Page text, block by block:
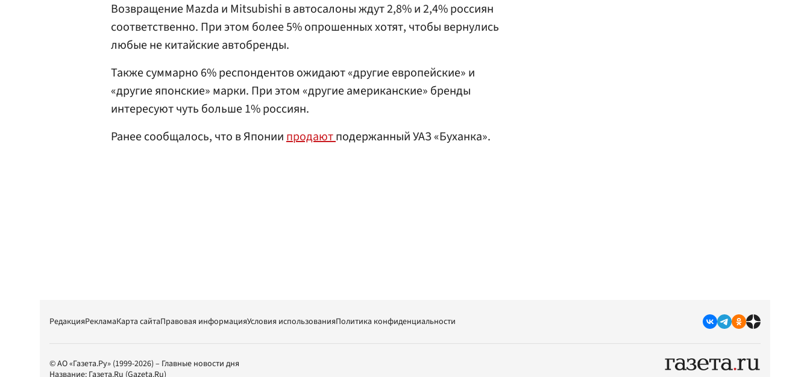
Возвращение Mazda и Mitsubishi в автосалоны ждут 2,8% и 2,4% россиян
соответственно. При этом более 5% опрошенных хотят, чтобы вернулись
любые не китайские автобренды.
Также суммарно 6% респондентов ожидают «другие европейские» и
«другие японские» марки. При этом «другие американские» бренды
интересуют чуть больше 1% россиян.
Ранее сообщалось, что в Япониипродаютподержанный УАЗ «Буханка».
РедакцияРекламаКарта сайтаПравовая информацияУсловия использованияПолитика конфиденциальности
© АО «Газета.Ру» (1999-2026) – Главные новости дня
Название: Газета.Ru (Gazeta.Ru)